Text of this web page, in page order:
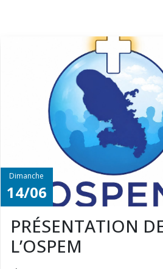
Dimanche
14/06
PRÉSENTATION
L’OSPEM